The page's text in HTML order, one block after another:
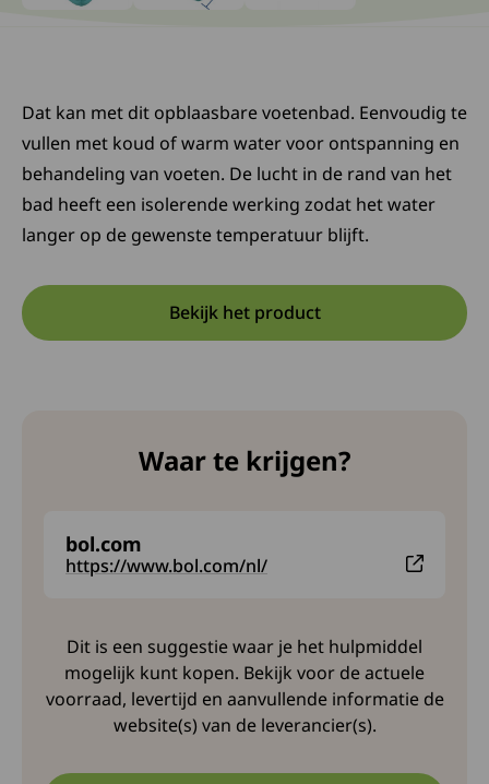
Dat kan met dit opblaasbare voetenbad. Eenvoudig te
vullen met koud of warm water voor ontspanning en
behandeling van voeten. De lucht in de rand van het
bad heeft een isolerende werking zodat het water
langer op de gewenste temperatuur blijft.
Bekijk het product
Opent in een nieuwe tab:
Deze link opent in een nieuw
Waar te krijgen?
bol.com
https://www.bol.com/nl/
Deze link leidt naar een externe website en opent
Dit is een suggestie waar je het hulpmiddel
mogelijk kunt kopen. Bekijk voor de actuele
voorraad, levertijd en aanvullende informatie de
website(s) van de leverancier(s).